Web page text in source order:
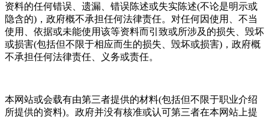
资料的任何错误、遗漏、错误陈述或失实陈述(不论是明示或
隐含的)，政府概不承担任何法律责任。对任何因使用、不当
使用、依据或未能使用该等资料而引致或所涉及的损失、毁坏
或损害(包括但不限于相应而生的损失、毁坏或损害)，政府概
不承担任何法律责任、义务或责任。
本网站或会载有由第三者提供的材料(包括但不限于职业介绍
所提供的资料)。政府并没有核准或认可第三者在本网站上提